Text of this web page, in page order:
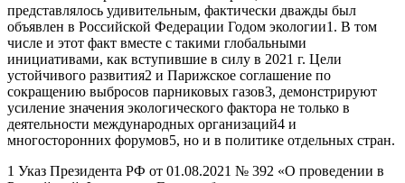
представлялось удивительным, фактически дважды был
объявлен в Российской Федерации Годом экологии1. В том
числе и этот факт вместе с такими глобальными
инициативами, как вступившие в силу в 2021 г. Цели
устойчивого развития2 и Парижское соглашение по
сокращению выбросов парниковых газов3, демонстрируют
усиление значения экологического фактора не только в
деятельности международных организаций4 и
многосторонних форумов5, но и в политике отдельных стран.
1 Указ Президента РФ от 01.08.2021 № 392 «О проведении в